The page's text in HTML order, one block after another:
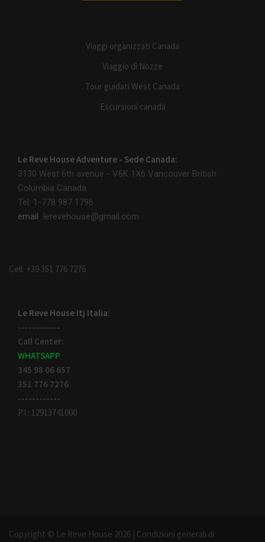
Viaggi organizzati Canada
Viaggio di Nozze
Tour guidati West Canada
Escursioni canada
Le Reve House Adventure - Sede Canada:
3130 West 6th avenue - V6K 1X6 Vancouver British
Columbia Canada
Tel: 1-778 987 1796
email lerevehouse@gmail.com
Cell: +39 351 776 7276
Le Reve House Itj Italia:
------------
Call Center:
WHATSAPP
345 98 06 657
351 776 7276
------------
P.I.: 12913741000
Copyright © Le Reve House 2026 | Condizioni generali di